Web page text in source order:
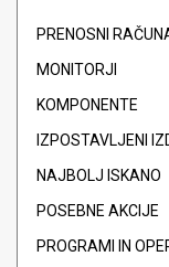
PRENOSNI
MONITORJI
KOMPONENTE
IZPOSTAVLJENI
NAJBOLJ ISKANO
POSEBNE AKCIJE
PROGRAMI IN